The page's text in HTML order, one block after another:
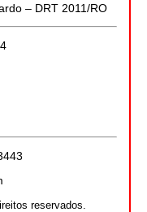
– DRT 2011/RO
reservados.